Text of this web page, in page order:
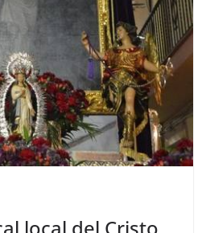
local del Cristo